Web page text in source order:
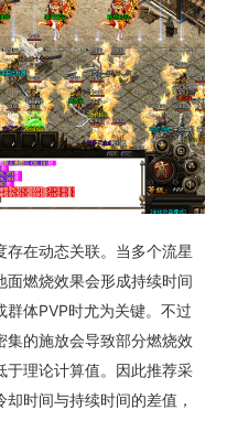
在动态关联。当多个流星
面燃烧效果会形成持续时间
体PVP时尤为关键。不过
的施放会导致部分燃烧效
于理论计算值。因此推荐采
时间与持续时间的差值，